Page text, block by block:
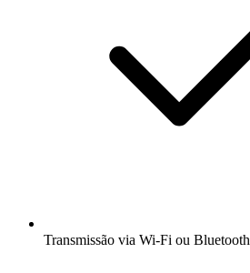
Transmissão via Wi-Fi ou Bluetooth